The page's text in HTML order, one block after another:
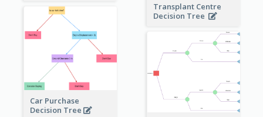
Transplant Centre
Decision Tree
Car Purchase
Decision Tree